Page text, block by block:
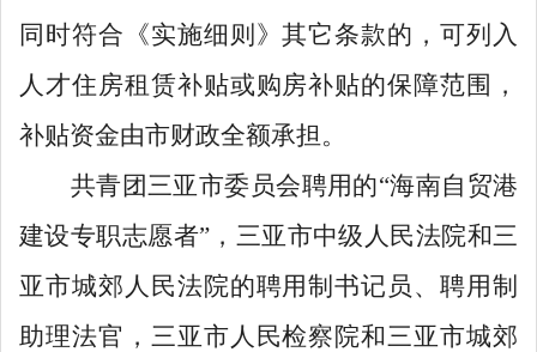
同时符合《实施细则》其它条款的，可列入
人才住房租赁补贴或购房补贴的保障范围，
补贴资金由市财政全额承担。
共青团三亚市委员会聘用的“海南自贸港
建设专职志愿者”，三亚市中级人民法院和三
亚市城郊人民法院的聘用制书记员、聘用制
助理法官，三亚市 人民检察院和三亚市城郊